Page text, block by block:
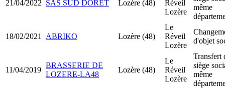
21/04/2022 SAS SUD DORET Lozère (48)
Réveil
Lozère
même
18/02/2021 ABRIKO Lozère (48)
Le
Réveil
Lozère
d'objet
11/04/2019
BRASSERIE DE
LOZERE-LA48
Lozère (48)
Le
Réveil
Lozère
Transfert
siège
même